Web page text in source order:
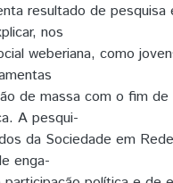
resultado de pesquisa
nos
weberiana, como
de massa com o fim
A pesqui-
da Sociedade em
enga-